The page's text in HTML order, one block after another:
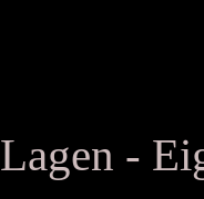
Lagen -